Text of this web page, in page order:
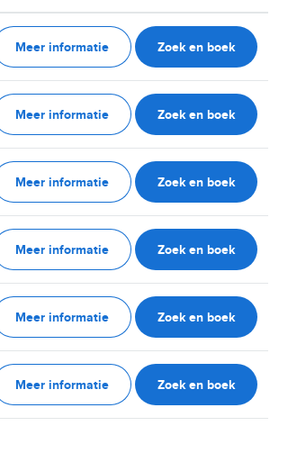
Meer informatie Zoek en boek
Meer informatie Zoek en boek
Meer informatie Zoek en boek
Meer informatie Zoek en boek
Meer informatie Zoek en boek
Meer informatie Zoek en boek